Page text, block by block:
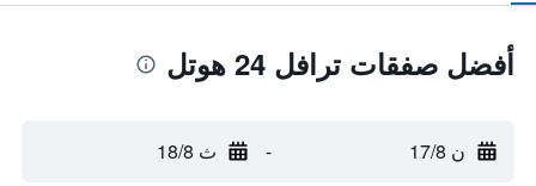
أفضل صفقات ترافل 24 هوتل
ن 17/8 - ث 18/8